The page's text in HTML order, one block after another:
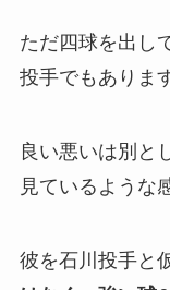
ただ四球を出し
投手でもありま
良い悪いは別と
見ているような
彼を石川投手と